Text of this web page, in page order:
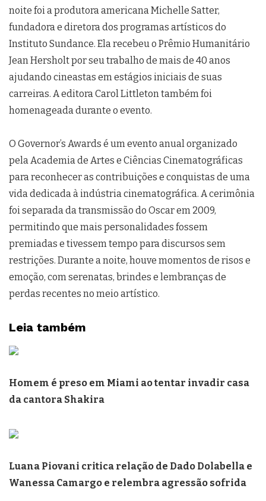
noite foi a produtora americana Michelle Satter,
fundadora e diretora dos programas artísticos do
Instituto Sundance. Ela recebeu o Prêmio Humanitário
Jean Hersholt por seu trabalho de mais de 40 anos
ajudando cineastas em estágios iniciais de suas
carreiras. A editora Carol Littleton também foi
homenageada durante o evento.
O Governor’s Awards é um evento anual organizado
pela Academia de Artes e Ciências Cinematográficas
para reconhecer as contribuições e conquistas de uma
vida dedicada à indústria cinematográfica. A cerimônia
foi separada da transmissão do Oscar em 2009,
permitindo que mais personalidades fossem
premiadas e tivessem tempo para discursos sem
restrições. Durante a noite, houve momentos de risos e
emoção, com serenatas, brindes e lembranças de
perdas recentes no meio artístico.
Leia também
Homem é preso em Miami ao tentar invadir casa
da cantora Shakira
Luana Piovani critica relação de Dado Dolabella e
Wanessa Camargo e relembra agressão sofrida